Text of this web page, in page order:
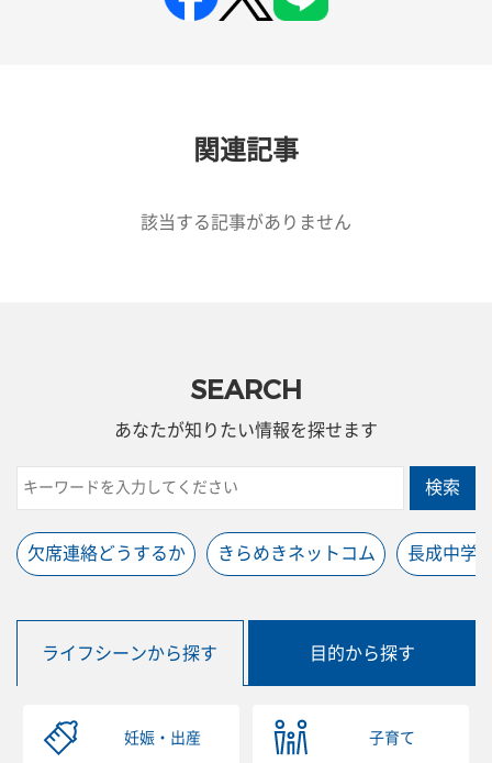
関連記事
該当する記事がありません
SEARCH
あなたが知りたい情報を探せます
検索
欠席連絡どうするか きらめきネットコム 長成中学
ライフシーンから探す 目的から探す
妊娠・出産 子育て